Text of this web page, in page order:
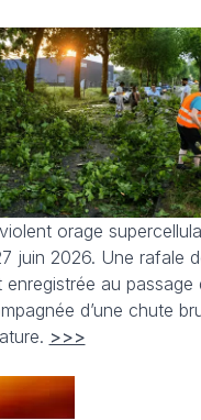
orage
juin 2026. Une rafale
enregistrée au passage
d’une chute
>>>